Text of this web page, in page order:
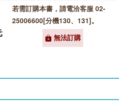
若需訂購本書，請電洽客服 02-
25006600[分機130、131]。
無法訂購